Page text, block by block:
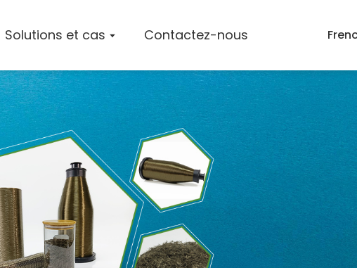
Solutions et cas Contactez-nous
Profil De L'entreprise
Atelier
Certificats
Tapis En Fibre De Basalte
Mèches De Fibres De Basalte
Brins Coupés En Fibres De Basalte
Produits En Fibre De Basalte